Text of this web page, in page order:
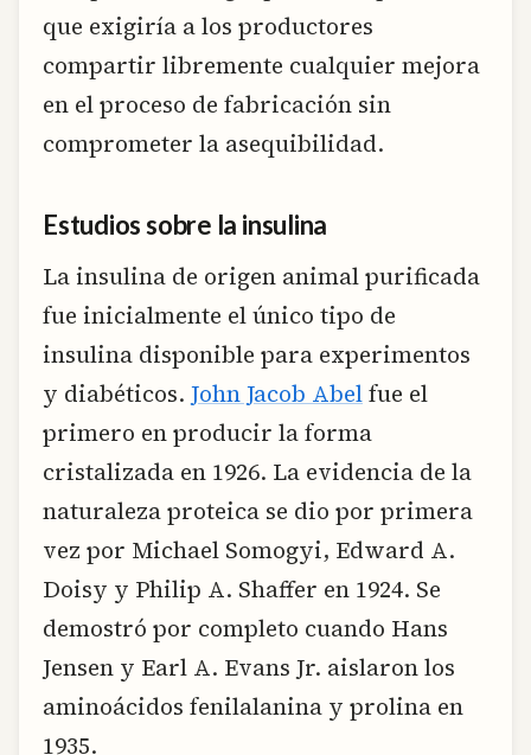
que exigiría a los productores
compartir libremente cualquier mejora
en el proceso de fabricación sin
comprometer la asequibilidad.
Estudios sobre la insulina
La insulina de origen animal purificada
fue inicialmente el único tipo de
insulina disponible para experimentos
y diabéticos. John Jacob Abelfue el
primero en producir la forma
cristalizada en 1926. La evidencia de la
naturaleza proteica se dio por primera
vez por Michael Somogyi, Edward A.
Doisy y Philip A. Shaffer en 1924. Se
demostró por completo cuando Hans
Jensen y Earl A. Evans Jr. aislaron los
aminoácidos fenilalanina y prolina en
1935.